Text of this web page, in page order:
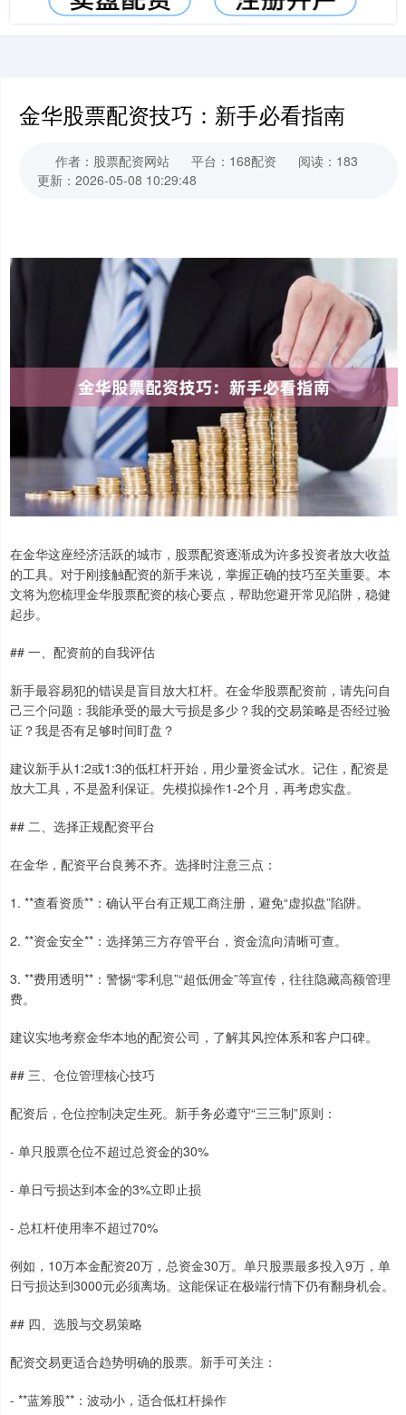
金华股票配资技巧：新手必看指南
作者：股票配资网站 平台：168配资
阅读：183
更新：2026-05-08 10:29:48
在金华这座经济活跃的城市，股票配资逐渐成为许多投资者放大收益
的工具。对于刚接触配资的新手来说，掌握正确的技巧至关重要。本
文将为您梳理金华股票配资的核心要点，帮助您避开常见陷阱，稳健
起步。
## 一、配资前的自我评估
新手最容易犯的错误是盲目放大杠杆。在金华股票配资前，请先问自
己三个问题：我能承受的最大亏损是多少？我的交易策略是否经过验
证？我是否有足够时间盯盘？
建议新手从1:2或1:3的低杠杆开始，用少量资金试水。记住，配资是
放大工具，不是盈利保证。先模拟操作1-2个月，再考虑实盘。
## 二、选择正规配资平台
在金华，配资平台良莠不齐。选择时注意三点：
1. **查看资质**：确认平台有正规工商注册，避免“虚拟盘”陷阱。
2. **资金安全**：选择第三方存管平台，资金流向清晰可查。
3. **费用透明**：警惕“零利息”“超低佣金”等宣传，往往隐藏高额管理
费。
建议实地考察金华本地的配资公司，了解其风控体系和客户口碑。
## 三、仓位管理核心技巧
配资后，仓位控制决定生死。新手务必遵守“三三制”原则：
- 单只股票仓位不超过总资金的30%
- 单日亏损达到本金的3%立即止损
- 总杠杆使用率不超过70%
例如，10万本金配资20万，总资金30万。单只股票最多投入9万，单
日亏损达到3000元必须离场。这能保证在极端行情下仍有翻身机会。
## 四、选股与交易策略
配资交易更适合趋势明确的股票。新手可关注：
- **蓝筹股**：波动小，适合低杠杆操作